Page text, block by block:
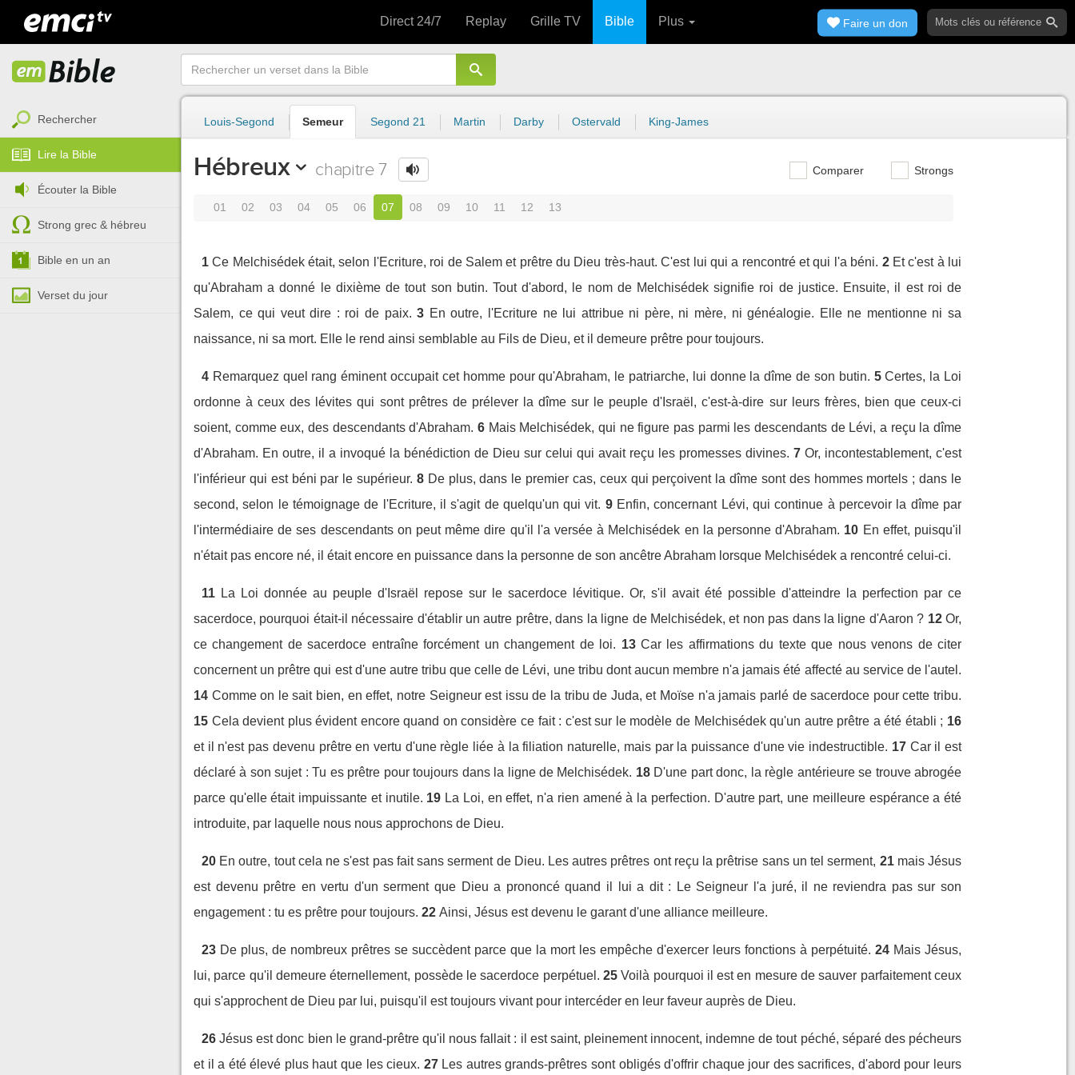
Direct 24/7 Replay Grille TV Bible Plus Faire un don
Rechercher
Lire la Bible
Écouter la Bible
Strong grec & hébreu
Bible en un an
Verset du jour
Louis-Segond Semeur Segond 21 Martin Darby Ostervald King-James
Hébreux chapitre 7 Comparer Strongs
01 02 03 04 05 06 07 08 09 10 11 12 13
1 Ce Melchisédek était, selon l'Ecriture, roi de Salem et prêtre du Dieu très-haut. C'est lui qui a rencontré et qui l'a béni. 2 Et c'est à lui
qu'Abraham a donné le dixième de tout son butin. Tout d'abord, le nom de Melchisédek signifie roi de justice. Ensuite, il est roi de
Salem, ce qui veut dire : roi de paix. 3 En outre, l'Ecriture ne lui attribue ni père, ni mère, ni généalogie. Elle ne mentionne ni sa
naissance, ni sa mort. Elle le rend ainsi semblable au Fils de Dieu, et il demeure prêtre pour toujours.
4 Remarquez quel rang éminent occupait cet homme pour qu'Abraham, le patriarche, lui donne la dîme de son butin. 5 Certes, la Loi
ordonne à ceux des lévites qui sont prêtres de prélever la dîme sur le peuple d'Israël, c'est-à-dire sur leurs frères, bien que ceux-ci
soient, comme eux, des descendants d'Abraham. 6 Mais Melchisédek, qui ne figure pas parmi les descendants de Lévi, a reçu la dîme
d'Abraham. En outre, il a invoqué la bénédiction de Dieu sur celui qui avait reçu les promesses divines. 7 Or, incontestablement, c'est
l'inférieur qui est béni par le supérieur. 8 De plus, dans le premier cas, ceux qui perçoivent la dîme sont des hommes mortels ; dans le
second, selon le témoignage de l'Ecriture, il s'agit de quelqu'un qui vit. 9 Enfin, concernant Lévi, qui continue à percevoir la dîme par
l'intermédiaire de ses descendants on peut même dire qu'il l'a versée à Melchisédek en la personne d'Abraham. 10 En effet, puisqu'il
n'était pas encore né, il était encore en puissance dans la personne de son ancêtre Abraham lorsque Melchisédek a rencontré celui-ci.
11 La Loi donnée au peuple d'Israël repose sur le sacerdoce lévitique. Or, s'il avait été possible d'atteindre la perfection par ce
sacerdoce, pourquoi était-il nécessaire d'établir un autre prêtre, dans la ligne de Melchisédek, et non pas dans la ligne d'Aaron ? 12 Or,
ce changement de sacerdoce entraîne forcément un changement de loi. 13 Car les affirmations du texte que nous venons de citer
concernent un prêtre qui est d'une autre tribu que celle de Lévi, une tribu dont aucun membre n'a jamais été affecté au service de l'autel.
14 Comme on le sait bien, en effet, notre Seigneur est issu de la tribu de Juda, et Moïse n'a jamais parlé de sacerdoce pour cette tribu.
15 Cela devient plus évident encore quand on considère ce fait : c'est sur le modèle de Melchisédek qu'un autre prêtre a été établi ; 16
et il n'est pas devenu prêtre en vertu d'une règle liée à la filiation naturelle, mais par la puissance d'une vie indestructible. 17 Car il est
déclaré à son sujet : Tu es prêtre pour toujours dans la ligne de Melchisédek. 18 D'une part donc, la règle antérieure se trouve abrogée
parce qu'elle était impuissante et inutile. 19 La Loi, en effet, n'a rien amené à la perfection. D'autre part, une meilleure espérance a été
introduite, par laquelle nous nous approchons de Dieu.
20 En outre, tout cela ne s'est pas fait sans serment de Dieu. Les autres prêtres ont reçu la prêtrise sans un tel serment, 21 mais Jésus
est devenu prêtre en vertu d'un serment que Dieu a prononcé quand il lui a dit : Le Seigneur l'a juré, il ne reviendra pas sur son
engagement : tu es prêtre pour toujours. 22 Ainsi, Jésus est devenu le garant d'une alliance meilleure.
23 De plus, de nombreux prêtres se succèdent parce que la mort les empêche d'exercer leurs fonctions à perpétuité. 24 Mais Jésus,
lui, parce qu'il demeure éternellement, possède le sacerdoce perpétuel. 25 Voilà pourquoi il est en mesure de sauver parfaitement ceux
qui s'approchent de Dieu par lui, puisqu'il est toujours vivant pour intercéder en leur faveur auprès de Dieu.
26 Jésus est donc bien le grand-prêtre qu'il nous fallait : il est saint, pleinement innocent, indemne de tout péché, séparé des pécheurs
et il a été élevé plus haut que les cieux. 27 Les autres grands-prêtres sont obligés d'offrir chaque jour des sacrifices, d'abord pour leurs